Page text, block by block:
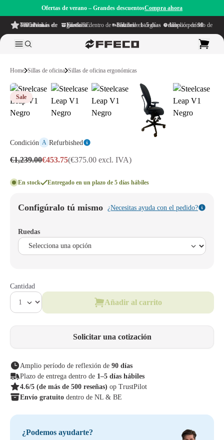
Ofertas de verano – Grandes descuentosCompra ahora
4.6/5
de más de 500 reseñas
en TrustPilot Envío gratuito
dentro de NL & BE Plazo de entrega dentro de
1–5 días hábiles Amplio período de reflexión de
90 días
Home Sillas de oficina Sillas de oficina ergonómicas
Sale
Condición A Refurbished
€1,239.00€453.75(€375.00 excl. IVA)
En stock Entregado en un plazo de 5 días hábiles
Configúralo tú mismo ¿Necesitas ayuda con el pedido?
Ruedas
Cantidad
Añadir al carrito
Solicitar una cotización
Amplio período de reflexión de 90 días
Plazo de entrega dentro de 1–5 días hábiles
4.6/5 (de más de 500 reseñas) op TrustPilot
Envío gratuito dentro de NL & BE
¿Podemos ayudarte?